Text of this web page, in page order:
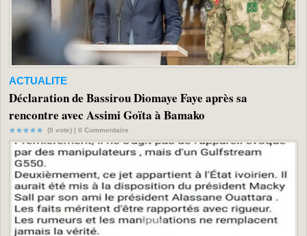
ACTUALITE
Déclaration de Bassirou Diomaye Faye après sa
rencontre avec Assimi Goïta à Bamako
(0 vote) | 0 Commentaire